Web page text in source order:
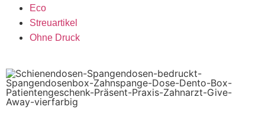
Eco
Streuartikel
Ohne Druck